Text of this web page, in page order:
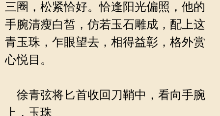
三圈，松紧恰好。恰逢阳光偏照，他的
手腕清瘦白皙，仿若玉石雕成，配上这
青玉珠，乍眼望去，相得益彰，格外赏
心悦目。
徐青弦将匕首收回刀鞘中，看向手腕
上，玉珠